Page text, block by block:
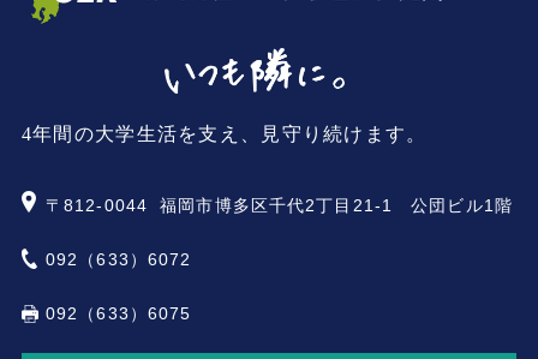
4年間の大学生活を支え、見守り続けます。
〒812-0044 福岡市博多区千代2丁目21-1 公団ビル1階
092（633）6072
092（633）6075